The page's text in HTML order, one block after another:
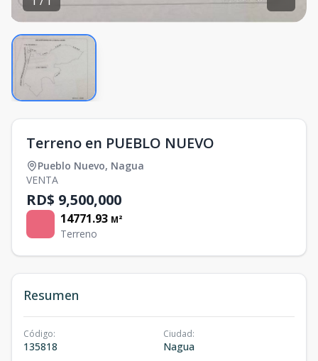
Terreno en PUEBLO NUEVO
Pueblo Nuevo, Nagua
VENTA
RD$ 9,500,000
14771.93 M²
Terreno
Resumen
Código:
135818
Ciudad:
Nagua